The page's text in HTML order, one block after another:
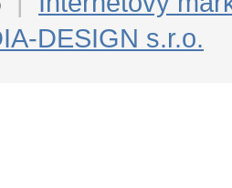
DESIGN s.r.o.